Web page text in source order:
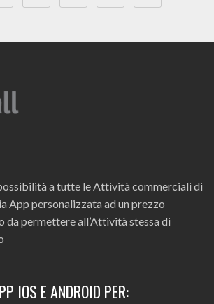
a tutte le Attività commerciali di
App personalizzata ad un prezzo
da permettere all’Attività stessa di
IOS E ANDROID PER: